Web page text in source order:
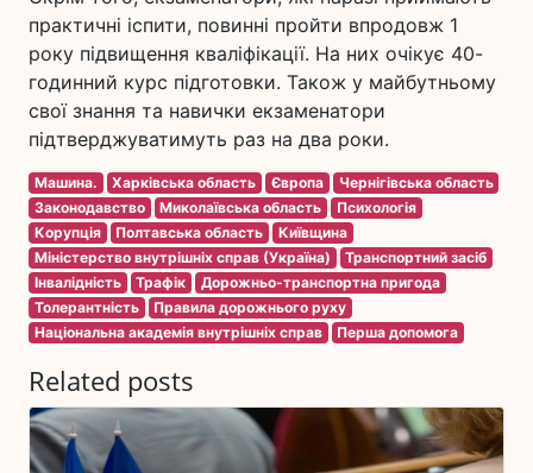
практичні іспити, повинні пройти впродовж 1
року підвищення кваліфікації. На них очікує 40-
годинний курс підготовки. Також у майбутньому
свої знання та навички екзаменатори
підтверджуватимуть раз на два роки.
Машина. Харківська область Європа
Чернігівська область
Законодавство
Миколаївська область
Психологія
Корупція
Полтавська область
Київщина
Міністерство внутрішніх справ (Україна)
Транспортний засіб
Інвалідність
Трафік
Дорожньо-транспортна пригода
Толерантність
Правила дорожнього руху
Національна академія внутрішніх справ
Перша допомога
Related posts